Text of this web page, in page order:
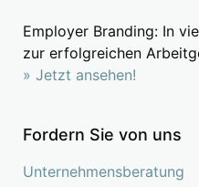
Employer Branding: In
zur erfolgreichen
» Jetzt ansehen!
Fordern Sie von uns
Unternehmensberatung